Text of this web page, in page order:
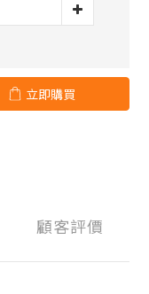
立即購買
顧客評價